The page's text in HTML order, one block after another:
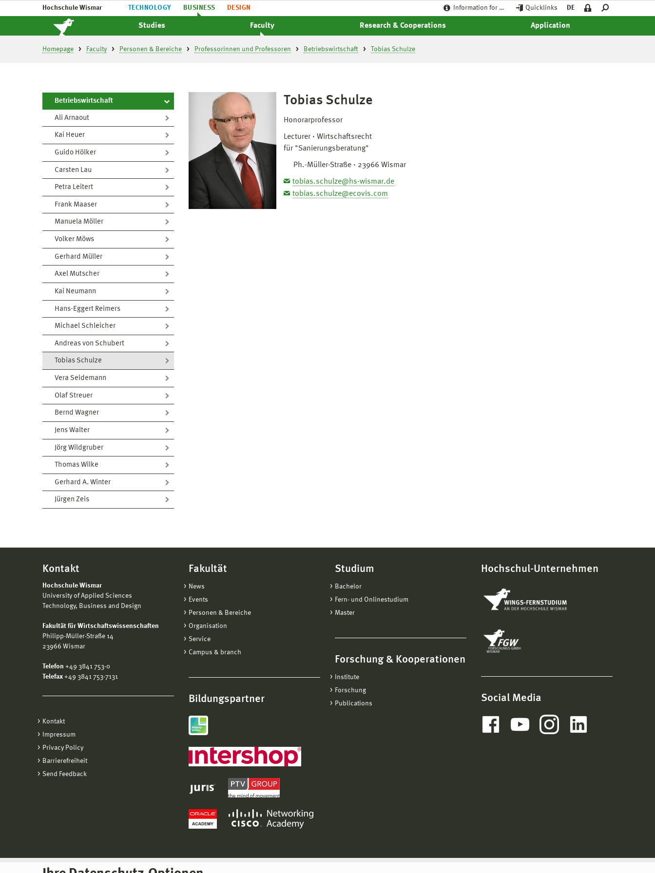
Hochschule Wismar TECHNOLOGY BUSINESS DESIGN Information for … Quicklinks DE
Studies Faculty Research & Cooperations Application
Homepage Faculty Personen & Bereiche Professorinnen und Professoren Betriebswirtschaft Tobias Schulze
Betriebswirtschaft
Ali Arnaout
Kai Heuer
Guido Hölker
Carsten Lau
Petra Leitert
Frank Maaser
Manuela Möller
Volker Möws
Gerhard Müller
Axel Mutscher
Kai Neumann
Hans-Eggert Reimers
Michael Schleicher
Andreas von Schubert
Tobias Schulze
Vera Seidemann
Olaf Streuer
Bernd Wagner
Jens Walter
Jörg Wildgruber
Thomas Wilke
Gerhard A. Winter
Jürgen Zeis
Tobias Schulze
Honorarprofessor
Lecturer
Wirtschaftsrecht
für "Sanierungsberatung"
Ph.-Müller-Straße · 23966 Wismar
tobias.schulze@hs-wismar.de
tobias.schulze@ecovis.com
Kontakt
Hochschule Wismar
University of Applied Sciences
Technology, Business and Design
Fakultät für Wirtschaftswissenschaften
Philipp-Müller-Straße 14
23966 Wismar
Telefon +49 3841 753-0
Telefax +49 3841 753-7131
Kontakt
Impressum
Privacy Policy
Barrierefreiheit
Send Feedback
Fakultät
News
Events
Personen & Bereiche
Organisation
Service
Campus & branch
Bildungspartner
Studium
Bachelor
Fern- und Onlinestudium
Master
Forschung & Kooperationen
Institute
Forschung
Publications
Hochschul-Unternehmen
Social Media